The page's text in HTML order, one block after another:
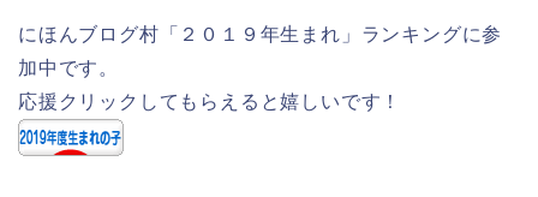
にほんブログ村「２０１９年生まれ」ランキングに参
加中です。
応援クリックしてもらえると嬉しいです！